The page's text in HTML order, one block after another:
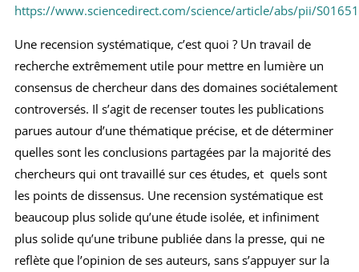
https://www.sciencedirect.com/science/article/abs/pii/
Une recension systématique, c’est quoi ? Un travail de
recherche extrêmement utile pour mettre en lumière un
consensus de chercheur dans des domaines sociétalement
controversés. Il s’agit de recenser toutes les publications
parues autour d’une thématique précise, et de déterminer
quelles sont les conclusions partagées par la majorité des
chercheurs qui ont travaillé sur ces études, et quels sont
les points de dissensus. Une recension systématique est
beaucoup plus solide qu’une étude isolée, et infiniment
plus solide qu’une tribune publiée dans la presse, qui ne
reflète que l’opinion de ses auteurs, sans s’appuyer sur la